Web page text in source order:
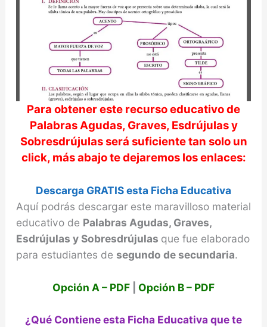
Para obtener este recurso educativo de
Palabras Agudas, Graves, Esdrújulas y
Sobresdrújulasserá suficiente tan solo un
click, más abajo te dejaremos los enlaces:
Descarga GRATIS esta Ficha Educativa
Aquí podrás descargar este maravilloso material
educativo de Palabras Agudas, Graves,
Esdrújulas y Sobresdrújulas que fue elaborado
para estudiantes de segundo de secundaria.
Opción A – PDF Opción B – PDF
¿Qué Contiene esta Ficha Educativa que te